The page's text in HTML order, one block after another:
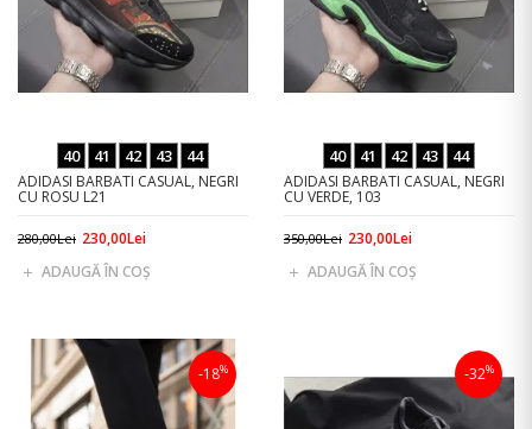
40 41 42 43 44
ADIDASI BARBATI CASUAL, NEGRI
CU ROSU L21
280,00Lei 230,00Lei
ADAUGĂ ÎN COŞ
40 41 42 43 44
ADIDASI BARBATI CASUAL, NEGRI
CU VERDE, 103
350,00Lei 230,00Lei
ADAUGĂ ÎN COŞ
-18% -32%